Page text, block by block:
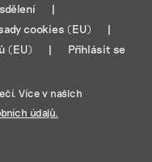
cookies (EU)
(EU)
Přihlásit se
Více v našich
údajů.